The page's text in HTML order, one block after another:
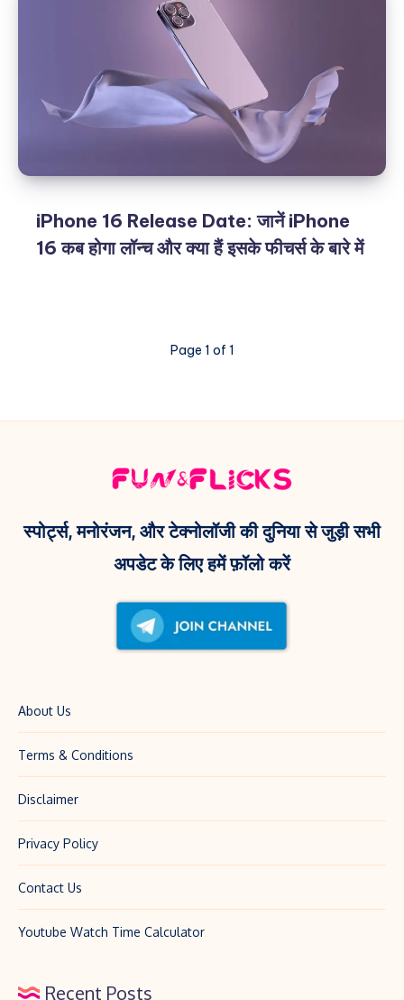
iPhone 16 Release Date: जानें iPhone
16 कब होगा लॉन्च और क्या हैं इसके फीचर्स के बारे में
Page 1 of 1
स्पोर्ट्स, मनोरंजन, और टेक्नोलॉजी की दुनिया से जुड़ी सभी
अपडेट के लिए हमें फ़ॉलो करें
About Us
Terms & Conditions
Disclaimer
Privacy Policy
Contact Us
Youtube Watch Time Calculator
Recent Posts